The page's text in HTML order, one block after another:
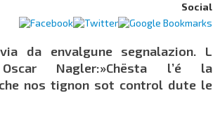
Social
da envalgune segnalazion. L
Oscar Nagler:»Chësta l’é la
nos tignon sot control dute le